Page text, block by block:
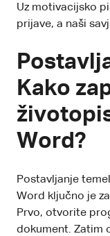
Uz motivacijsko
prijave, a naši
Kako
Word?
Postavljanje
Word ključno je
Prvo, otvorite
dokument. Zatim